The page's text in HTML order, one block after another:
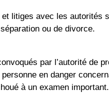
litiges avec les autorités
ou de divorce.
par l’autorité de
en danger
à un examen